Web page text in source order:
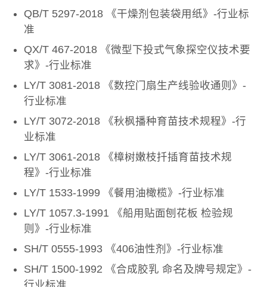
QB/T 5297-2018 《干燥剂包装袋用纸》-行业标
准
QX/T 467-2018 《微型下投式气象探空仪技术要
求》-行业标准
LY/T 3081-2018 《数控门扇生产线验收通则》-
行业标准
LY/T 3072-2018 《秋枫播种育苗技术规程》-行
业标准
LY/T 3061-2018 《樟树嫩枝扦插育苗技术规
程》-行业标准
LY/T 1533-1999 《餐用油橄榄》-行业标准
LY/T 1057.3-1991 《船用贴面刨花板 检验规
则》-行业标准
SH/T 0555-1993 《406油性剂》-行业标准
SH/T 1500-1992 《合成胶乳 命名及牌号规定》-
行业标准